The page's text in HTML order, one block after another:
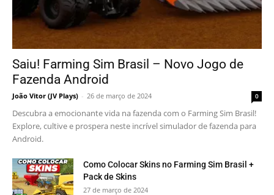
Saiu! Farming Sim Brasil – Novo Jogo de
Fazenda Android
João Vitor (JV Plays) - 26 de março de 2024 0
Descubra a emocionante vida na fazenda com o Farming Sim Brasil!
Explore, cultive e prospera neste incrível simulador de fazenda para
Android.
Como Colocar Skins no Farming Sim Brasil +
Pack de Skins
27 de março de 2024